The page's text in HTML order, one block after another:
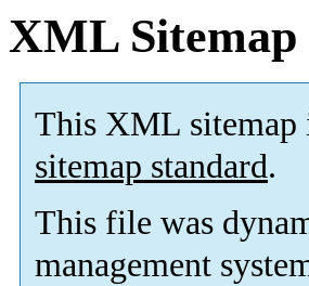
XML Sitemap
This XML sitemap
sitemap standard.
This file was
management